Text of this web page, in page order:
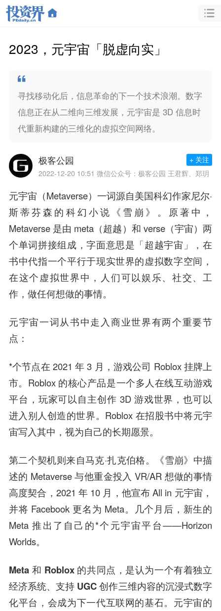
2023，元宇宙「脱虚向实」
寻找移动化后，信息革命的下一个技术浪潮。数字
信息正在从二维向三维发展，元宇宙是 3D 信息时
代重新构建的三维化的虚拟空间网络。
极客公园
2022-12-20 10:51 微信公众号：极客公园 王君辉、郑玥
+ 关注
元宇宙（Metaverse）一词源自美国科幻作家尼尔·
斯蒂芬森的科幻小说《雪崩》。原著中，
Metaverse 是由 meta（超越）和 verse（宇宙）两
个单词拼接组成，字面意思是「超越宇宙」，在
书中代指一个平行于现实世界的虚拟数字空间，
在这个虚拟世界中，人们可以娱乐、社交、工
作，做任何想做的事情。
元宇宙一词从书中走入商业世界有两个重要节
点：
*个节点在 2021 年 3 月，游戏公司 Roblox 挂牌上
市。Roblox 的核心产品是一个多人在线互动游戏
平台，玩家可以自主创作 3D 游戏世界，也可以
进入别人创造的世界。Roblox 在招股书中将元宇
宙写入其中，视为自己的长期愿景。
第二个契机则来自马克·扎克伯格。《雪崩》中描
述的 Metaverse 与他重金投入 VR/AR 想做的事情
高度契合，2021 年 10 月，他宣布 All in 元宇宙，
并将 Facebook 更名为 Meta。几个月后，新生的
Meta 推出了自己的*个元宇宙平台——Horizon
Worlds。
Meta 和 Roblox 的共同点，是认为一个有着独立
经济系统、支持 UGC 创作三维内容的沉浸式数字
化平台，会成为下一代互联网的基石。 元宇宙的